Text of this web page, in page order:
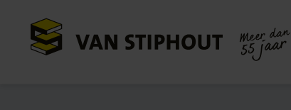
Meer dan
55 jaar